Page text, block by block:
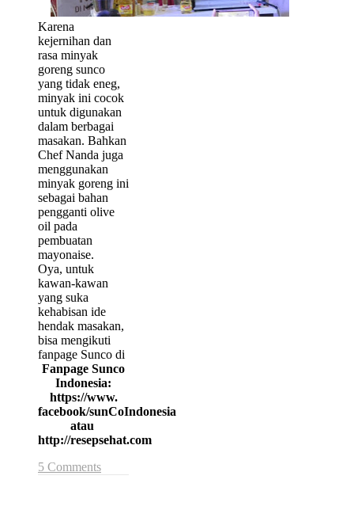
Karena
kejernihan dan
rasa minyak
goreng sunco
yang tidak eneg,
minyak ini cocok
untuk digunakan
dalam berbagai
masakan. Bahkan
Chef Nanda juga
menggunakan
minyak goreng ini
sebagai bahan
pengganti olive
oil pada
pembuatan
mayonaise.
Oya, untuk
kawan-kawan
yang suka
kehabisan ide
hendak masakan,
bisa mengikuti
fanpage Sunco di
Fanpage Sunco
Indonesia:
https://www.
facebook/sunCoIndonesia
atau
http://resepsehat.com
5 Comments